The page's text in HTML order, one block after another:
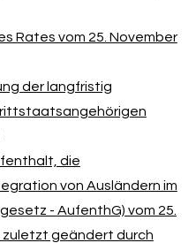
Rates vom 25. November
der langfristig
die
von Ausländern im
- AufenthG) vom 25.
zuletzt geändert durch